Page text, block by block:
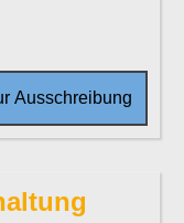
Ausschreibung